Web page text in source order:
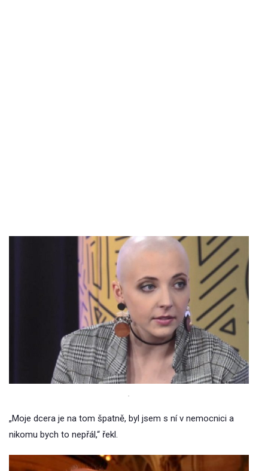
.
„Moje dcera je na tom špatně, byl jsem s ní v nemocnici a
nikomu bych to nepřál,“ řekl.